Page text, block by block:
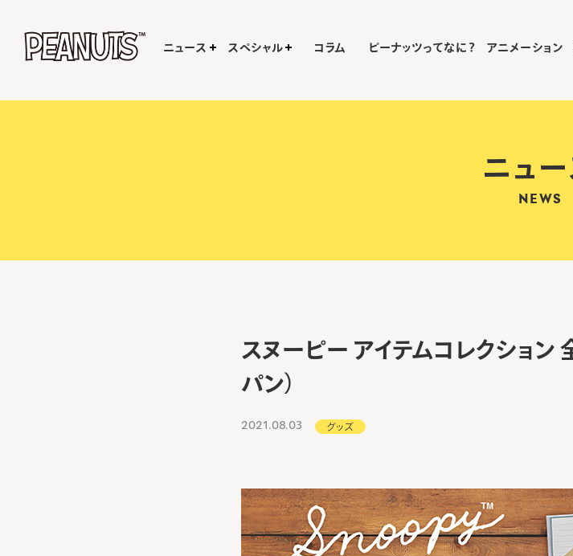
ニュース スペシャル コラム ピーナッツってなに？ アニメーション
ニュー
NEWS
スヌーピー アイテムコレクション
パン）
2021.08.03 グッズ